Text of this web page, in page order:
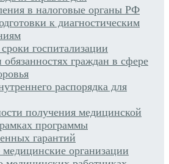
в налоговые органы РФ
к диагностическим
госпитализации
граждан в сфере
распорядка для
получения медицинской
программы
гарантий
организации